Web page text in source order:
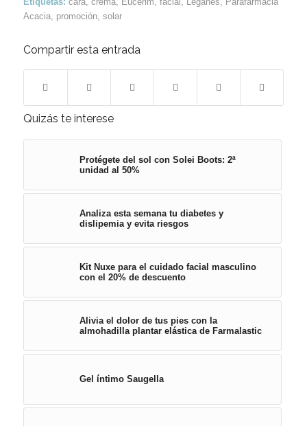
Acacia, promoción, solar
Compartir esta entrada
Quizás te interese
Protégete del sol con Solei Boots: 2ª
unidad al 50%
Analiza esta semana tu diabetes y
dislipemia y evita riesgos
Kit Nuxe para el cuidado facial masculino
con el 20% de descuento
Alivia el dolor de tus pies con la
almohadilla plantar elástica de Farmalastic
Gel íntimo Saugella